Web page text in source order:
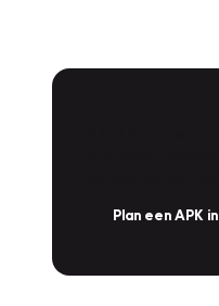
Plan een APK in